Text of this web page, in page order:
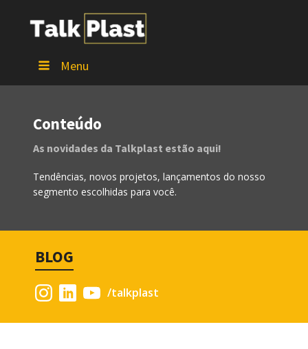
Menu
Conteúdo
As novidades da Talkplast estão aqui!
Tendências, novos projetos, lançamentos do nosso
segmento escolhidas para você.
BLOG
/talkplast